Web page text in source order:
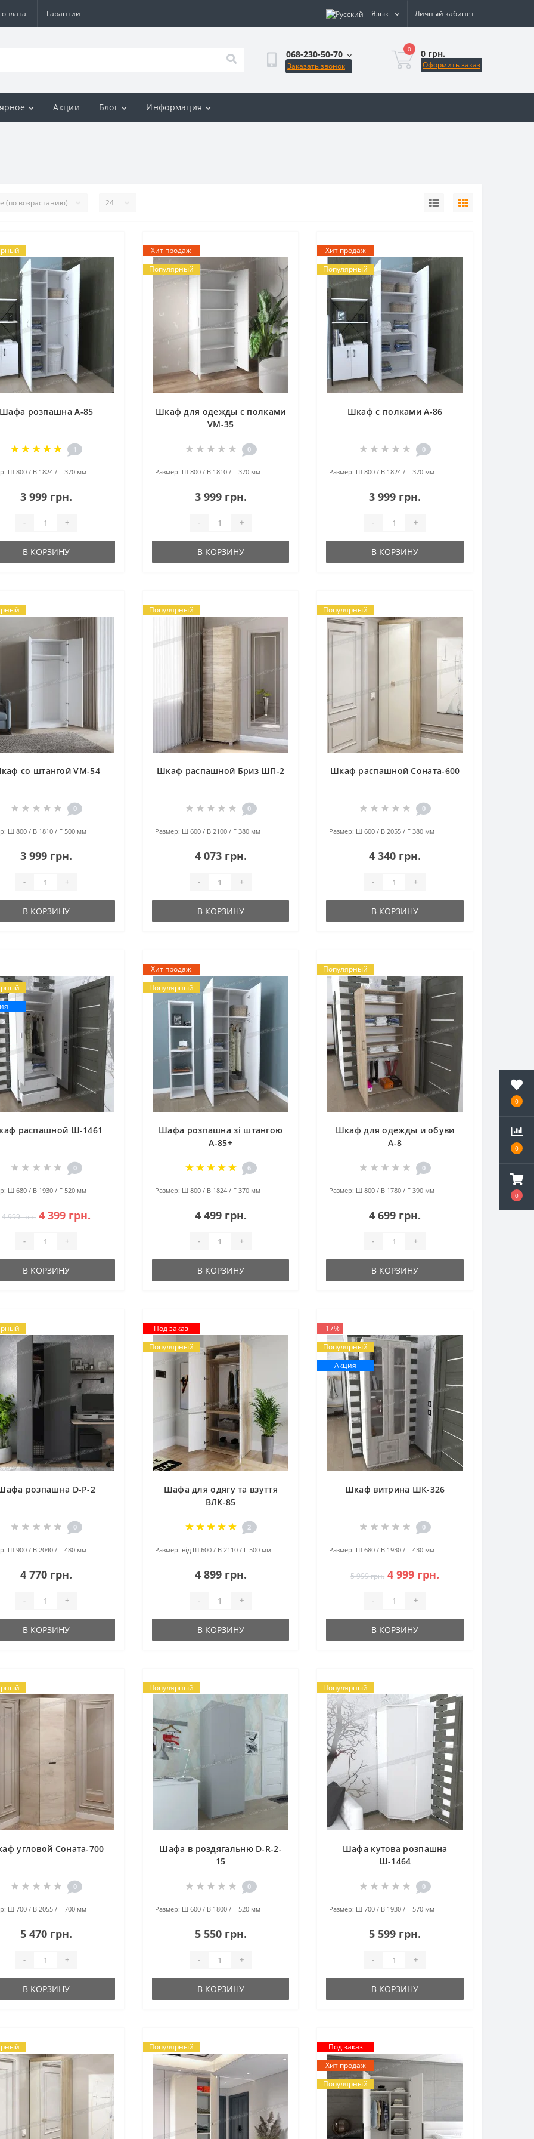
0
0
0
Гарантии Язык Личный кабинет
068-230-50-70
Заказать звонок
0 0 грн.
Оформить заказ
Акции Блог Информация
Шафа розпашна А-85
1
Ш 800 / В 1824 / Г 370 мм
3 999 грн.
- +
В КОРЗИНУ
Хит продаж
Популярный
Шкаф для одежды с полками
VM-35
0
Размер: Ш 800 / В 1810 / Г 370 мм
3 999 грн.
- +
В КОРЗИНУ
Хит продаж
Популярный
Шкаф с полками А-86
0
Размер: Ш 800 / В 1824 / Г 370 мм
3 999 грн.
- +
В КОРЗИНУ
со штангой VM-54
0
Ш 800 / В 1810 / Г 500 мм
3 999 грн.
- +
В КОРЗИНУ
Популярный
Шкаф распашной Бриз ШП-2
0
Размер: Ш 600 / В 2100 / Г 380 мм
4 073 грн.
- +
В КОРЗИНУ
Популярный
Шкаф распашной Соната-600
0
Размер: Ш 600 / В 2055 / Г 380 мм
4 340 грн.
- +
В КОРЗИНУ
распашной Ш-1461
0
Ш 680 / В 1930 / Г 520 мм
4 999 грн. 4 399 грн.
- +
В КОРЗИНУ
Хит продаж
Популярный
Шафа розпашна зі штангою
А-85+
6
Размер: Ш 800 / В 1824 / Г 370 мм
4 499 грн.
- +
В КОРЗИНУ
Популярный
Шкаф для одежды и обуви
А-8
0
Размер: Ш 800 / В 1780 / Г 390 мм
4 699 грн.
- +
В КОРЗИНУ
розпашна D-P-2
0
Ш 900 / В 2040 / Г 480 мм
4 770 грн.
- +
В КОРЗИНУ
Под заказ
Популярный
Шафа для одягу та взуття
ВЛК-85
2
Размер: від Ш 600 / В 2110 / Г 500 мм
4 899 грн.
- +
В КОРЗИНУ
-17%
Популярный
Акция
Шкаф витрина ШК-326
0
Размер: Ш 680 / В 1930 / Г 430 мм
5 999 грн. 4 999 грн.
- +
В КОРЗИНУ
угловой Соната-700
0
Ш 700 / В 2055 / Г 700 мм
5 470 грн.
- +
В КОРЗИНУ
Популярный
Шафа в роздягальню D-R-2-
15
0
Размер: Ш 600 / В 1800 / Г 520 мм
5 550 грн.
- +
В КОРЗИНУ
Популярный
Шафа кутова розпашна
Ш-1464
0
Размер: Ш 700 / В 1930 / Г 570 мм
5 599 грн.
- +
В КОРЗИНУ
Популярный
Под заказ
Хит продаж
Популярный